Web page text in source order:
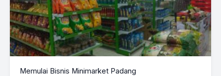
Memulai Bisnis Minimarket Padang